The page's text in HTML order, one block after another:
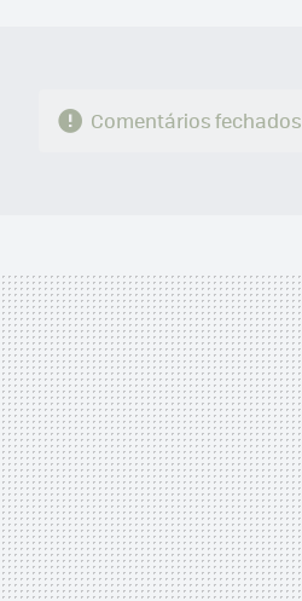
Comentários fechados